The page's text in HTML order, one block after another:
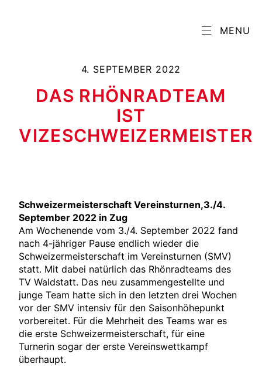
MENU
4. SEPTEMBER 2022
DAS RHÖNRADTEAM
IST
VIZESCHWEIZERMEISTER
Schweizermeisterschaft Vereinsturnen,3./4.
September 2022 in Zug
Am Wochenende vom 3./4. September 2022 fand
nach 4-jähriger Pause endlich wieder die
Schweizermeisterschaft im Vereinsturnen (SMV)
statt. Mit dabei natürlich das Rhönradteams des
TV Waldstatt. Das neu zusammengestellte und
junge Team hatte sich in den letzten drei Wochen
vor der SMV intensiv für den Saisonhöhepunkt
vorbereitet. Für die Mehrheit des Teams war es
die erste Schweizermeisterschaft, für eine
Turnerin sogar der erste Vereinswettkampf
überhaupt.